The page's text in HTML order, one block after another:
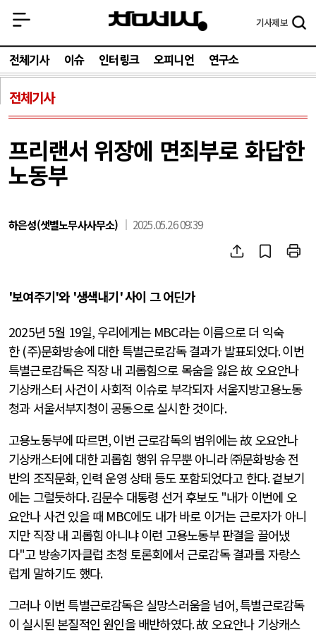
기사제보
전체기사 이슈 인터링크 오피니언 연구소
전체기사
프리랜서 위장에 면죄부로 화답한
노동부
하은성(샛별노무사사무소) 2025.05.26 09:39
'보여주기'와 '생색내기'사이 그 어딘가
2025년 5월 19일, 우리에게는 MBC라는 이름으로 더 익숙
한 (주)문화방송에 대한 특별근로감독 결과가 발표되었다.이번
특별근로감독은 직장 내 괴롭힘으로 목숨을 잃은 故 오요안나
기상캐스터 사건이 사회적 이슈로 부각되자 서울지방고용노동
청과 서울서부지청이 공동으로 실시한 것이다.
고용노동부에 따르면,이번 근로감독의 범위에는 故 오요안나
기상캐스터에 대한 괴롭힘 행위 유무뿐 아니라 ㈜문화방송 전
반의 조직문화, 인력 운영 상태 등도 포함되었다고 한다.겉보기
에는 그럴듯하다.김문수 대통령 선거 후보도 "내가 이번에 오
요안나 사건 있을 때 MBC에도 내가 바로 이거는 근로자가 아니
지만 직장 내 괴롭힘 아니냐 이런 고용노동부 판결을 끌어냈
다"고 방송기자클럽 초청 토론회에서 근로감독 결과를 자랑스
럽게 말하기도 했다.
그러나 이번 특별근로감독은 실망스러움을 넘어,특별근로감독
이 실시된 본질적인 원인을 배반하였다.故 오요안나 기상캐스